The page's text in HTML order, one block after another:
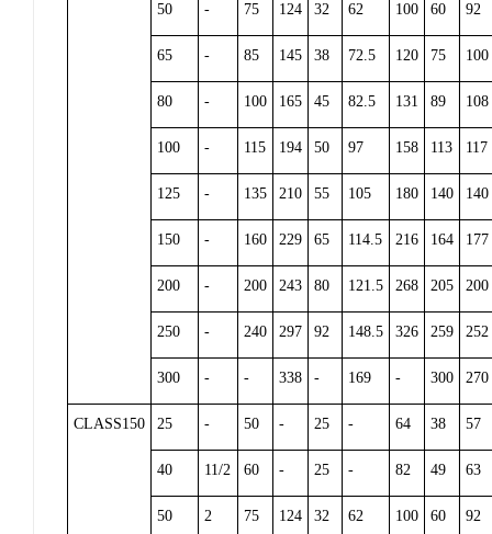
50 - 75 124 32 62 100 60 92
65 - 85 145 38 72.5 120 75 100
80 - 100 165 45 82.5 131 89 108
100 - 115 194 50 97 158 113 117
125 - 135 210 55 105 180 140 140
150 - 160 229 65 114.5 216 164 177
200 - 200 243 80 121.5 268 205 200
250 - 240 297 92 148.5 326 259 252
300 - - 338 - 169 - 300 270
CLASS150 25 - 50 - 25 - 64 38 57
40 11/2 60 - 25 - 82 49 63
50 2 75 124 32 62 100 60 92